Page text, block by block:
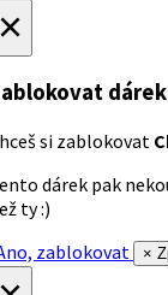
dárek
si zablokovat
dárek pak
ty :)
zablokovat
×